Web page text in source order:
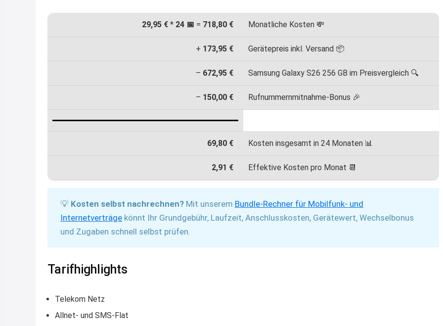
29,95 € * 24 📅 = 718,80 € Monatliche Kosten 💸
+ 173,95 € Gerätepreis inkl. Versand 📦
– 672,95 € Samsung Galaxy S26 256 GB im Preisvergleich 🔍
– 150,00 € Rufnummernmitnahme-Bonus 🎉
69,80 € Kosten insgesamt in 24 Monaten 📊
2,91 € Effektive Kosten pro Monat 📆
💡 Kosten selbst nachrechnen? Mit unserem Bundle-Rechner für Mobilfunk- und
Internetverträge könnt Ihr Grundgebühr, Laufzeit, Anschlusskosten, Gerätewert, Wechselbonus
und Zugaben schnell selbst prüfen.
Tarifhighlights
Telekom Netz
Allnet- und SMS-Flat